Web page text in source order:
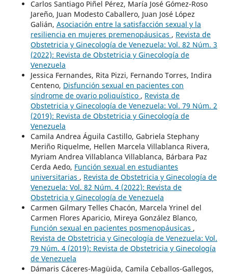
Carlos Santiago Piñel Pérez, María José Gómez-Roso
Jareño, Juan Modesto Caballero, Juan José López
Galián, Asociación entre la satisfacción sexual y la
resiliencia en mujeres premenopáusicas , Revista de
Obstetricia y Ginecología de Venezuela: Vol. 82 Núm. 3
(2022): Revista de Obstetricia y Ginecología de
Venezuela
Jessica Fernandes, Rita Pizzi, Fernando Torres, Indira
Centeno, Disfunción sexual en pacientes con
síndrome de ovario poliquístico , Revista de
Obstetricia y Ginecología de Venezuela: Vol. 79 Núm. 2
(2019): Revista de Obstetricia y Ginecología de
Venezuela
Camila Andrea Águila Castillo, Gabriela Stephany
Meriño Riquelme, Hellen Marcela Villablanca Rivera,
Myriam Andrea Villablanca Villablanca, Bárbara Paz
Cerda Aedo, Función sexual en estudiantes
universitarias , Revista de Obstetricia y Ginecología de
Venezuela: Vol. 82 Núm. 4 (2022): Revista de
Obstetricia y Ginecología de Venezuela
Carmen Gilmary Telles Chacón, Marcela Yrinel del
Carmen Flores Aparicio, Mireya González Blanco,
Función sexual en pacientes posmenopáusicas ,
Revista de Obstetricia y Ginecología de Venezuela: Vol.
79 Núm. 4 (2019): Revista de Obstetricia y Ginecología
de Venezuela
Dámaris Cáceres-Magüida, Camila Ceballos-Gallegos,